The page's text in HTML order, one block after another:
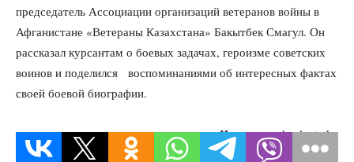
председатель Ассоциации организаций ветеранов войны в
Афганистане «Ветераны Казахстана» Бакытбек Смагул. Он
рассказал курсантам о боевых задачах, героизме советских
воинов и поделился воспоминаниями об интересных фактах
своей боевой биографии.
Источник: kazlenta.kz